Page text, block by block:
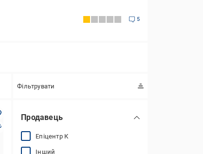
5
Фільтрувати
Продавець
Епіцентр К
Інший